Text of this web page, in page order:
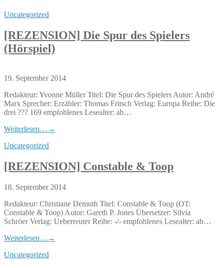
Uncategorized
[REZENSION] Die Spur des Spielers
(Hörspiel)
19. September 2014
Redakteur: Yvonne Müller Titel: Die Spur des Spielers Autor: André
Marx Sprecher: Erzähler: Thomas Fritsch Verlag: Europa Reihe: Die
drei ??? 169 empfohlenes Lesealter: ab…
Weiterlesen… →
Uncategorized
[REZENSION] Constable & Toop
18. September 2014
Redakteur: Christiane Demuth Titel: Constable & Toop (OT:
Constable & Toop) Autor: Gareth P. Jones Übersetzer: Silvia
Schröer Verlag: Ueberreuter Reihe: -/- empfohlenes Lesealter: ab…
Weiterlesen… →
Uncategorized